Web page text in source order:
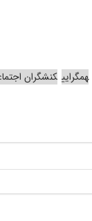
همگرایی کنشگران